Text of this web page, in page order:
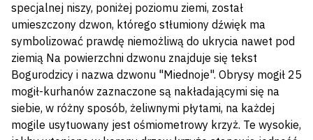
specjalnej niszy, poniżej poziomu ziemi, został
umieszczony dzwon, którego stłumiony dźwięk ma
symbolizować prawdę niemożliwą do ukrycia nawet pod
ziemią Na powierzchni dzwonu znajduje się tekst
Bogurodzicy i nazwa dzwonu "Miednoje". Obrysy mogił 25
mogił-kurhanów zaznaczone są nakładającymi się na
siebie, w różny sposób, żeliwnymi płytami, na każdej
mogile usytuowany jest ośmiometrowy krzyż. Te wysokie,